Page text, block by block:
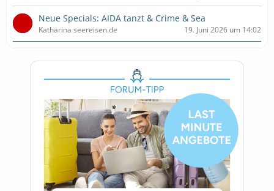
Neue Specials: AIDA tanzt & Crime & Sea
Katharina seereisen.de 19. Juni 2026 um 14:02